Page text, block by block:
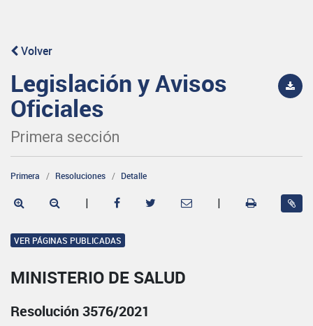
Volver
Legislación y Avisos
Oficiales
Primera sección
Primera Resoluciones Detalle
| |
VER PÁGINAS PUBLICADAS
MINISTERIO DE SALUD
Resolución 3576/2021